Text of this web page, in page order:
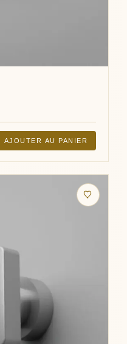
AJOUTER AU PANIER